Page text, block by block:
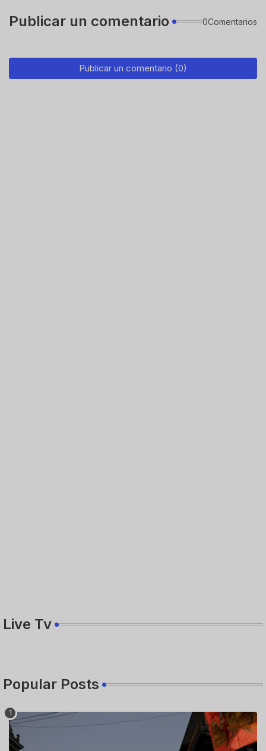
Publicar un comentario 0Comentarios
Publicar un comentario (0)
Live Tv
Popular Posts